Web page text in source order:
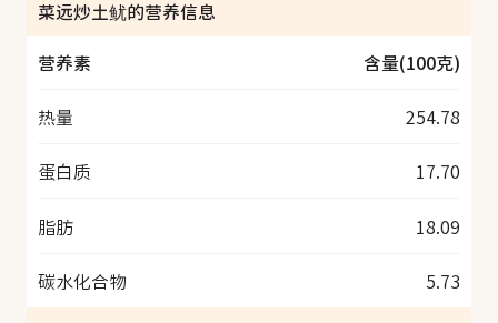
菜远炒土鱿的营养信息
营养素
含量(100克)
热量 254.78
蛋白质 17.70
脂肪 18.09
碳水化合物
5.73